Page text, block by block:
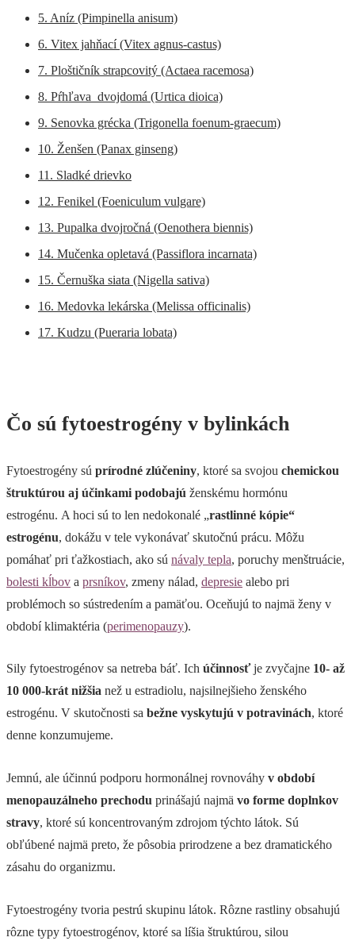
5. Aníz (Pimpinella anisum)
6. Vitex jahňací (Vitex agnus-castus)
7. Ploštičník strapcovitý (Actaea racemosa)
8. Pŕhľava dvojdomá (Urtica dioica)
9. Senovka grécka (Trigonella foenum-graecum)
10. Ženšen (Panax ginseng)
11. Sladké drievko
12. Fenikel (Foeniculum vulgare)
13. Pupalka dvojročná (Oenothera biennis)
14. Mučenka opletavá (Passiflora incarnata)
15. Černuška siata (Nigella sativa)
16. Medovka lekárska (Melissa officinalis)
17. Kudzu (Pueraria lobata)
Čo sú fytoestrogény v bylinkách
Fytoestrogény sú prírodné zlúčeniny, ktoré sa svojou chemickou
štruktúrou aj účinkami podobajú ženskému hormónu
estrogénu. A hoci sú to len nedokonalé „rastlinné kópie“
estrogénu, dokážu v tele vykonávať skutočnú prácu. Môžu
pomáhať pri ťažkostiach, ako sú návaly tepla, poruchy menštruácie,
bolesti kĺbov a prsníkov, zmeny nálad, depresie alebo pri
problémoch so sústredením a pamäťou. Oceňujú to najmä ženy v
období klimaktéria (perimenopauzy).
Sily fytoestrogénov sa netreba báť. Ich účinnosťje zvyčajne 10- až
10 000-krát nižšia než u estradiolu, najsilnejšieho ženského
estrogénu. V skutočnosti sa bežne vyskytujú v potravinách, ktoré
denne konzumujeme.
Jemnú, ale účinnú podporu hormonálnej rovnováhy v období
menopauzálneho prechodu prinášajú najmä vo forme doplnkov
stravy, ktoré sú koncentrovaným zdrojom týchto látok. Sú
obľúbené najmä preto, že pôsobia prirodzene a bez dramatického
zásahu do organizmu.
Fytoestrogény tvoria pestrú skupinu látok. Rôzne rastliny obsahujú
rôzne typy fytoestrogénov, ktoré sa líšia štruktúrou, silou